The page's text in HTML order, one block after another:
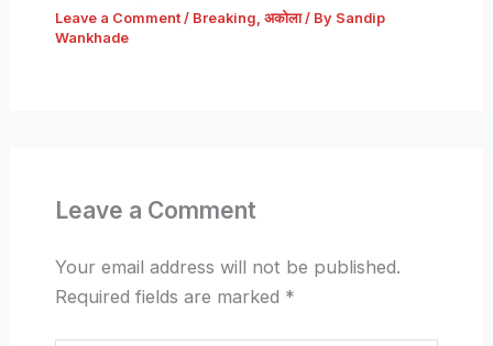
Leave a Comment / Breaking अकोला/ By Sandip
Wankhade
Leave a Comment
Your email address will not be published.
Required fields are marked *